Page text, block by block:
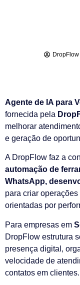
Agente de IA para
fornecida pela
melhorar
e geração de
A DropFlow faz a
automação de
WhatsApp,
para criar
orientadas por
Para empresas em
DropFlow estrutura
presença digital,
velocidade de
contatos em clientes.